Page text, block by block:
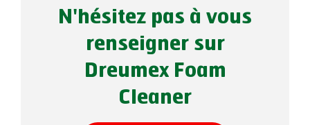
N'hésitez pas à vous
renseigner sur
Dreumex Foam
Cleaner